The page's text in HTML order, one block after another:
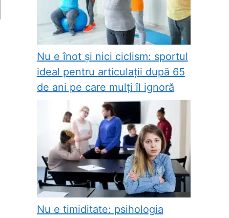
Nu e înot și nici ciclism: sportul
ideal pentru articulații după 65
de ani pe care mulți îl ignoră
Nu e timiditate: psihologia